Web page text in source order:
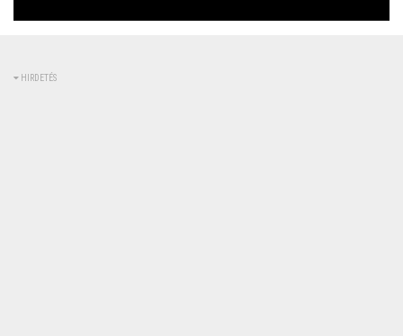
kikapcsolva
0%
0%
HIRDETÉS